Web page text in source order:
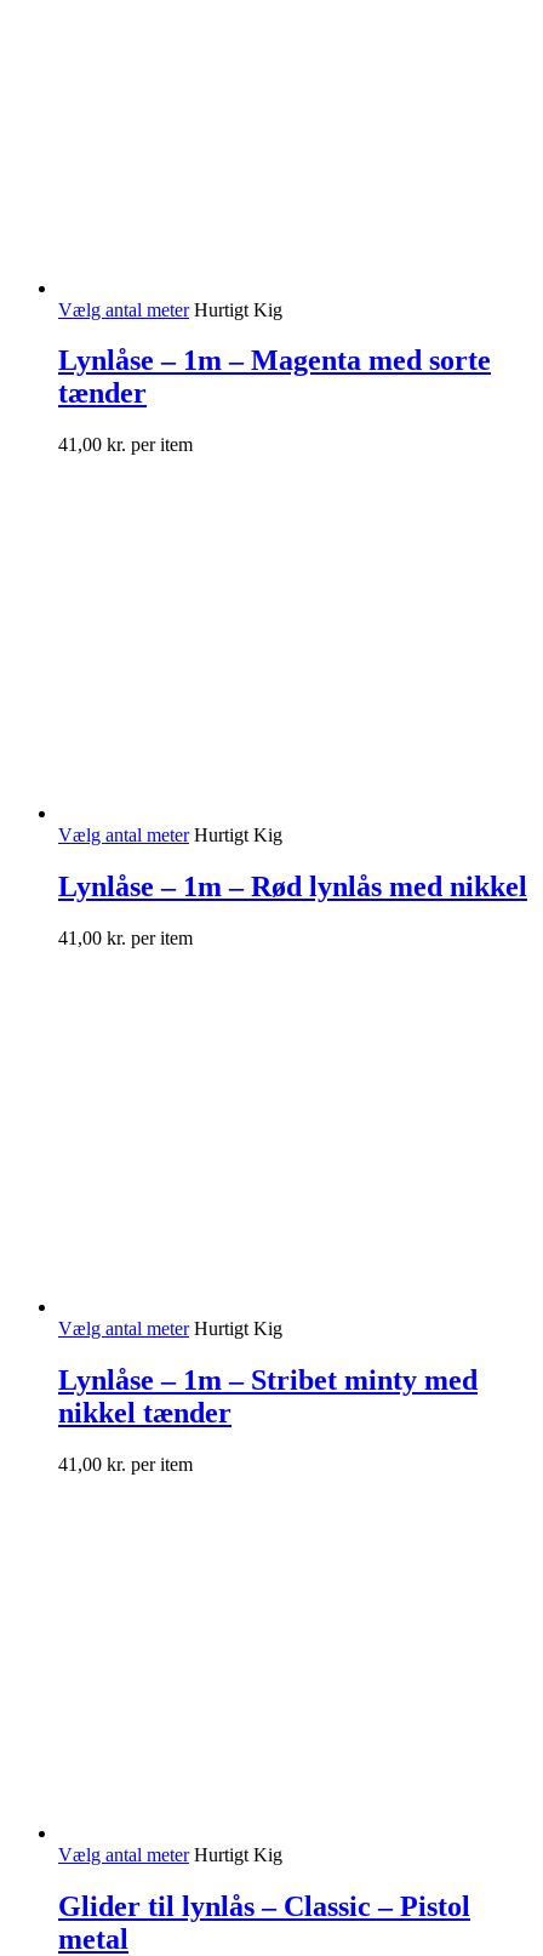
Vælg antal meter Hurtigt Kig
Lynlåse – 1m – Magenta med sorte
tænder
41,00 kr. per item
Vælg antal meter Hurtigt Kig
Lynlåse – 1m – Rød lynlås med nikkel
41,00 kr. per item
Vælg antal meter Hurtigt Kig
Lynlåse – 1m – Stribet minty med
nikkel tænder
41,00 kr. per item
Vælg antal meter Hurtigt Kig
Glider til lynlås – Classic – Pistol
metal